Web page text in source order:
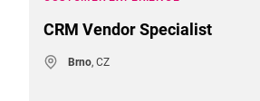
CRM Vendor Specialist
Brno, CZ